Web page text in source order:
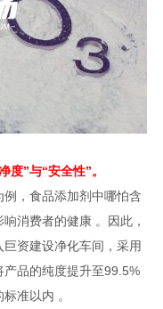
度”与“安全性”。
，食品添加剂中哪怕含
消费者的健康 。因此，
资建设净化车间，采用
品的纯度提升至99.5%
准以内 。